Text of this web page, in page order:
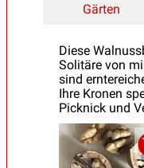
Gärten
Diese
Solitäre von
sind
Ihre Kronen
Picknick und